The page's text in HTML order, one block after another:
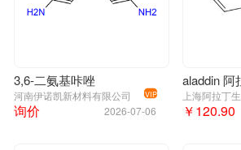
3,6-二氨基咔唑
河南伊诺凯新材料有限公司 VIP
2026-07-06
询价 ￥120.90